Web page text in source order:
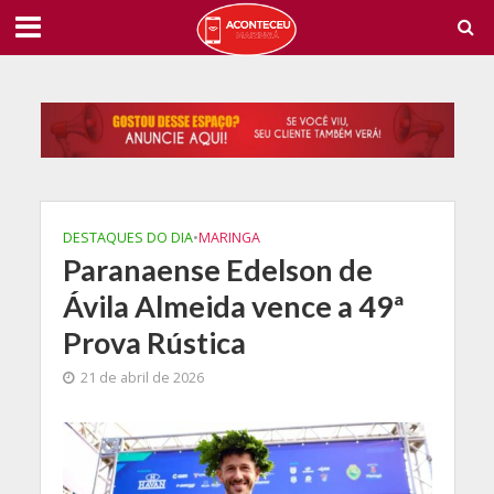
DESTAQUES DO DIA•MARINGA
Paranaense Edelson de
Ávila Almeida vence a 49ª
Prova Rústica
21 de abril de 2026